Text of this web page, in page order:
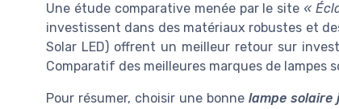
Une étude comparative menée par le site «
investissent dans des matériaux robustes et
Solar LED) offrent un meilleur retour sur
Comparatif des meilleures marques de lampes
Pour résumer, choisir une bonne lampe solaire